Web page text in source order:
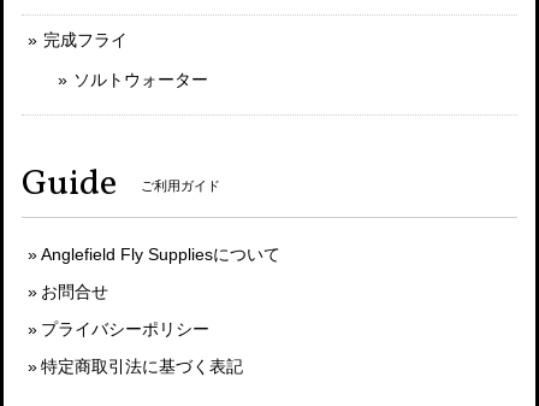
完成フライ
ソルトウォーター
Guide ご利用ガイド
Anglefield Fly Suppliesについて
お問合せ
プライバシーポリシー
特定商取引法に基づく表記